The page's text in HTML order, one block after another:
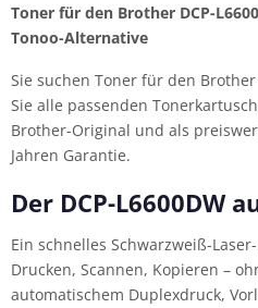
Toner für den Brother DCP-
Tonoo-Alternative
Sie suchen Toner für den Brother
Sie alle passenden
Brother-Original und als
Jahren Garantie.
Der DCP-L6600DW
Ein schnelles Schwarzweiß-
Drucken, Scannen, Kopieren –
automatischem Duplexdruck,